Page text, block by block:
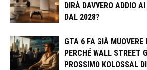
DIRÀ DAVVERO ADDIO
DAL 2028?
GTA 6 FA GIÀ
PERCHÉ WALL STREET
PROSSIMO KOLOSSAL